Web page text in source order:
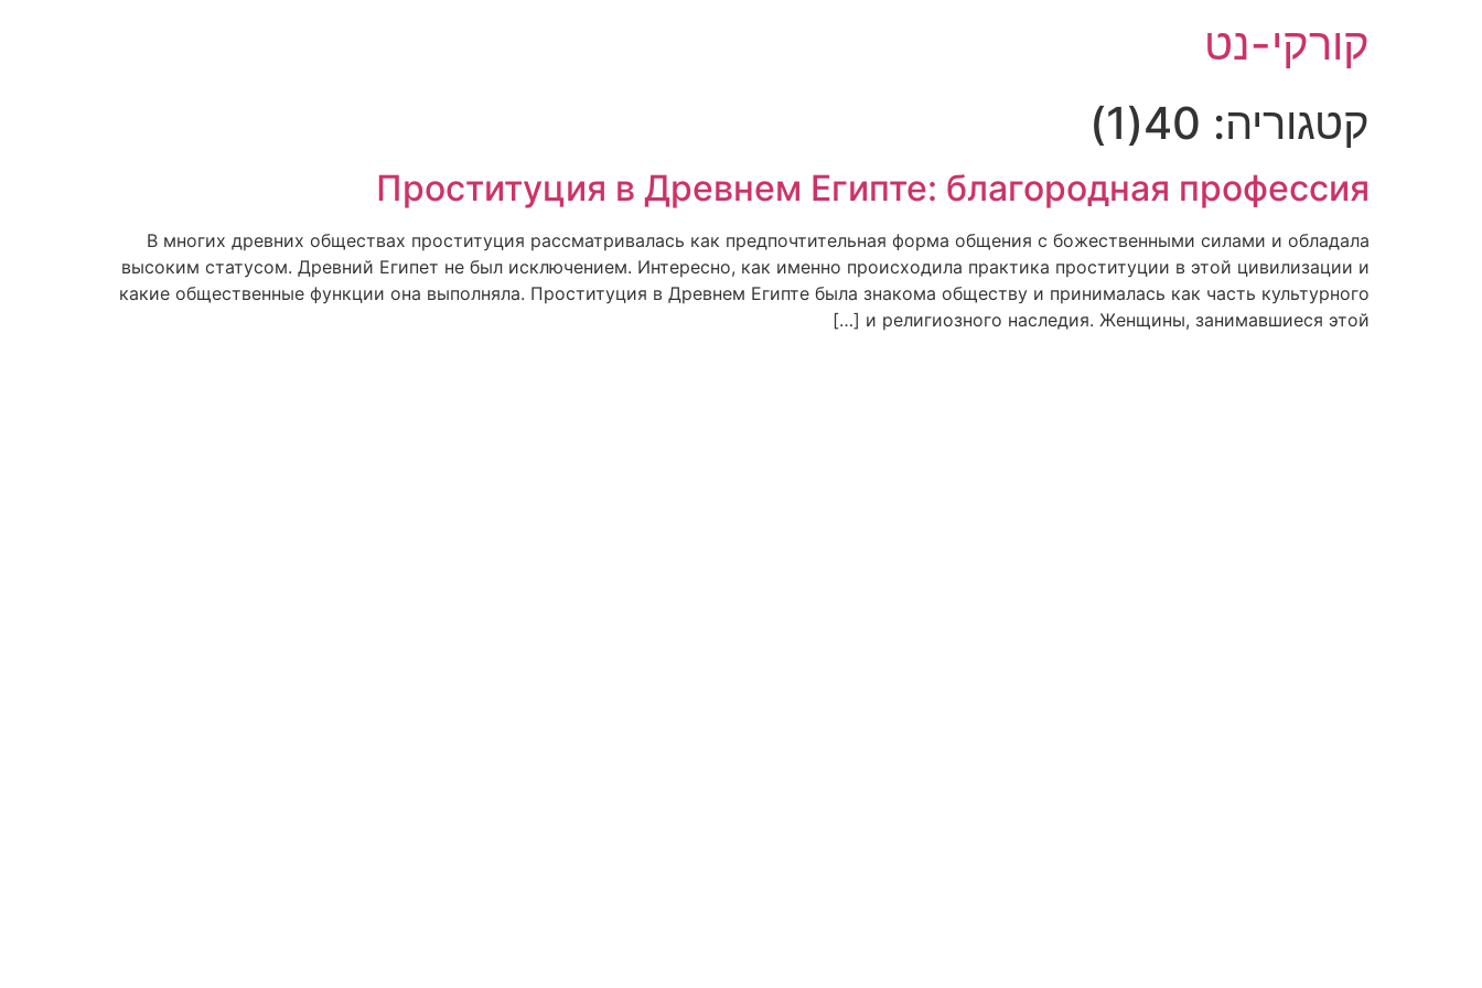
קורקי-נט
קטגוריה: 40(1)
Проституция в Древнем Египте: благородная профессия
В многих древних обществах проституция рассматривалась как предпочтительная форма общения с божественными силами и обладала
высоким статусом. Древний Египет не был исключением. Интересно, как именно происходила практика проституции в этой цивилизации и
какие общественные функции она выполняла. Проституция в Древнем Египте была знакома обществу и принималась как часть культурного
и религиозного наследия. Женщины, занимавшиеся этой […]